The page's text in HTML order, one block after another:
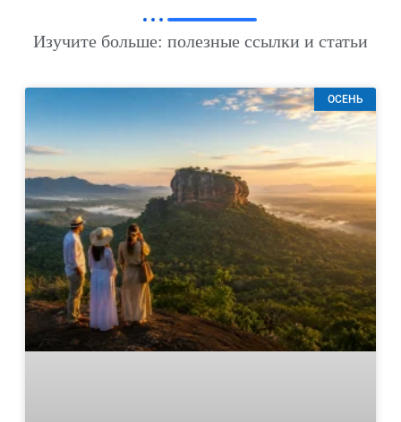
Изучите больше: полезные ссылки и статьи
ОСЕНЬ